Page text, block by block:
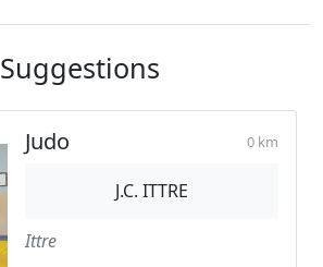
Suggestions
Judo 0 km
J.C. ITTRE
Ittre